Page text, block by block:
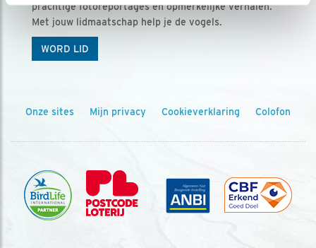
prachtige fotoreportages en opmerkelijke verhalen.
Met jouw lidmaatschap help je de vogels.
WORD LID
Onze sites Mijn privacy Cookieverklaring Colofon